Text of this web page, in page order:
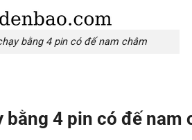
bằng 4 pin có đế nam châm
bằng 4 pin có đế nam